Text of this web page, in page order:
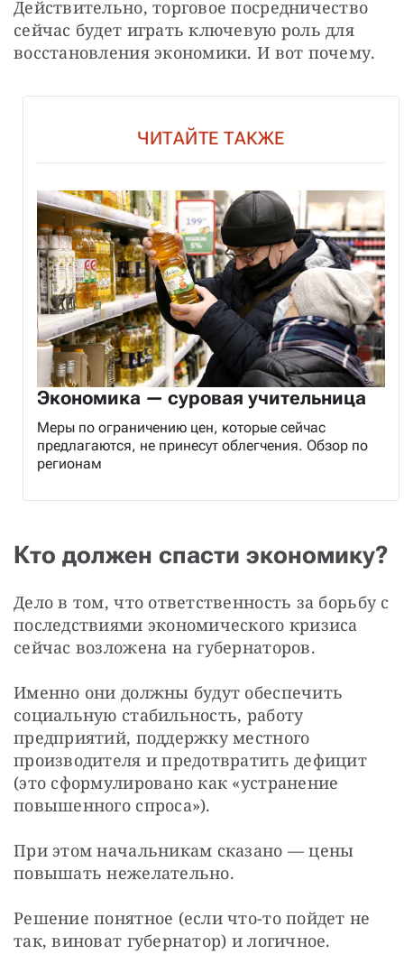
Действительно, торговое посредничество
сейчас будет играть ключевую роль для
восстановления экономики. И вот почему.
ЧИТАЙТЕ ТАКЖЕ
Экономика — суровая учительница
Меры по ограничению цен, которые сейчас
предлагаются, не принесут облегчения. Обзор по
регионам
Кто должен спасти экономику?
Дело в том, что ответственность за борьбу с
последствиями экономического кризиса
сейчас возложена на губернаторов.
Именно они должны будут обеспечить
социальную стабильность, работу
предприятий, поддержку местного
производителя и предотвратить дефицит
(это сформулировано как «устранение
повышенного спроса»).
При этом начальникам сказано — цены
повышать нежелательно.
Решение понятное (если что-то пойдет не
так, виноват губернатор) и логичное.